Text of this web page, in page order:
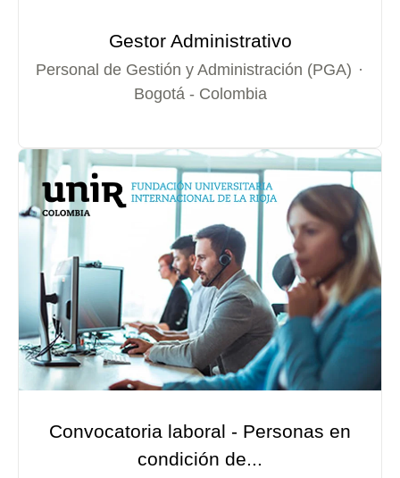
Gestor Administrativo
Personal de Gestión y Administración (PGA) ·
Bogotá - Colombia
Convocatoria laboral - Personas en
condición de...